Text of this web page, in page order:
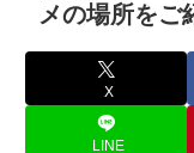
メの場所をご
X
LINE